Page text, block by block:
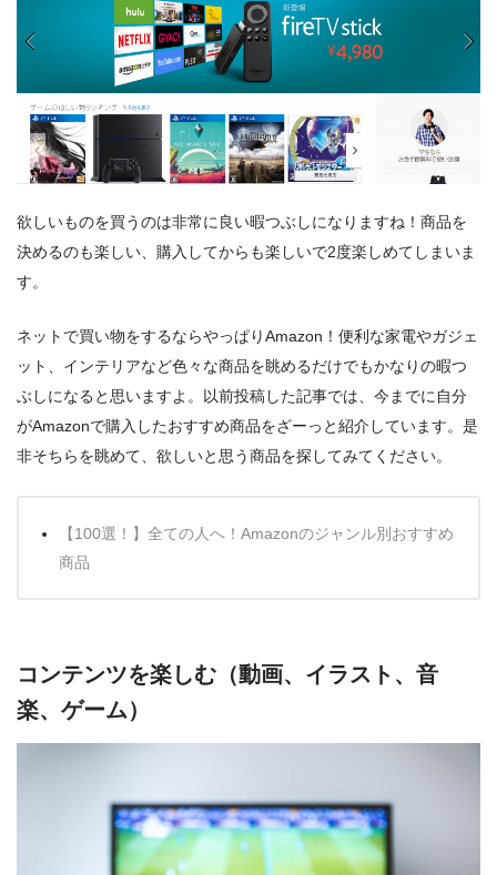
欲しいものを買うのは非常に良い暇つぶしになりますね！商品を
決めるのも楽しい、購入してからも楽しいで2度楽しめてしまいま
す。
ネットで買い物をするならやっぱりAmazon！便利な家電やガジェ
ット、インテリアなど色々な商品を眺めるだけでもかなりの暇つ
ぶしになると思いますよ。以前投稿した記事では、今までに自分
がAmazonで購入したおすすめ商品をざーっと紹介しています。是
非そちらを眺めて、欲しいと思う商品を探してみてください。
【100選！】全ての人へ！Amazonのジャンル別おすすめ
商品
コンテンツを楽しむ（動画、イラスト、音
楽、ゲーム）